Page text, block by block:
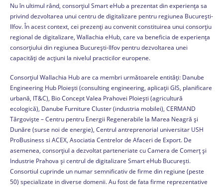
Nu în ultimul rând, consorțiul Smart eHub a prezentat din experiența sa
privind dezvoltarea unui centru de digitalizare pentru regiunea București-
Ilfov. În acest context, cei prezenți au convenit constituirea unui consorțiu
regional de digitalizare, Wallachia eHub, care va beneficia de experiența
consorțiului din regiunea București-Ilfov pentru dezvoltarea unei
capacități de acțiuni la nivelul practicilor europene.
Consorțiul Wallachia Hub are ca membri următoarele entități: Danube
Engineering Hub Ploiești (consulting engineering, aplicații GIS, planificare
urbană, IT&C), Bio Concept Valea Prahovei Ploiești (agricultură
ecologică), Danube Furniture Cluster (industria mobilei), CERMAND
Târgoviște – Centru pentru Energii Regenerabile la Marea Neagră și
Dunăre (surse noi de energie), Centrul antreprenorial universitar USH
ProBusiness si ACEX, Asociatia Centrelor de Afaceri de Export. De
asemenea, consorțiul a dezvoltat parteneriate cu Camera de Comerț și
Industrie Prahova și centrul de digitalizare Smart eHub București.
Consortiul cuprinde un numar semnificativ de firme din regiune (peste
50) specializate in diverse domenii. Au fost de fata firme reprezentative